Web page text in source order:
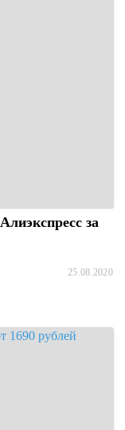
за
25.08.2020